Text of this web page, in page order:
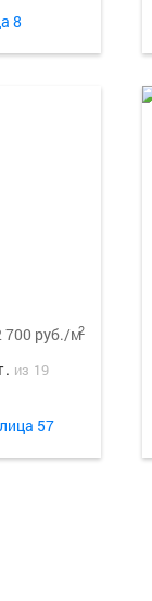
8
700 руб./м2
из 19
57